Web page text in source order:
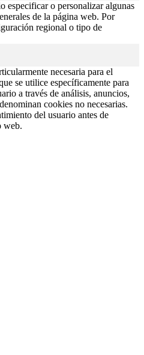
especificar o personalizar algunas
de la página web. Por
regional o tipo de
necesaria para el
se utilice específicamente para
a través de análisis, anuncios,
cookies no necesarias.
del usuario antes de
web.